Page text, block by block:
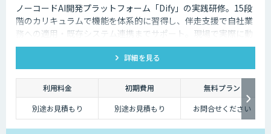
ノーコードAI開発プラットフォーム「Dify」の実践研修。15段
階のカリキュラムで機能を体系的に習得し、伴走支援で自社業
務への適用・既存システム連携までサポート。現場で実際に動
くAIツールを自分たちで作れる状態を目指します。
詳細を見る
利用料金 初期費用
無料プラン
別途お見積もり
別途お見積もり お問合せください